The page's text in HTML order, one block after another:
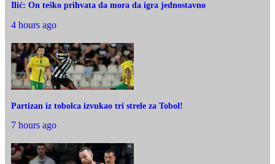
Ilić: On teško prihvata da mora da igra jednostavno
4 hours ago
Partizan iz tobolca izvukao tri strele za Tobol!
7 hours ago